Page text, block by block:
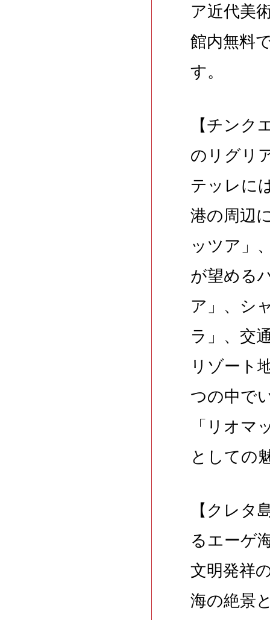
ア近代美
館内無料
す。
【チンク
のリグリ
テッレに
港の周辺
ッツア」
が望める
ア」、シ
ラ」、交
リゾート
つの中で
「リオマ
としての
【クレタ
るエーゲ
文明発祥
海の絶景